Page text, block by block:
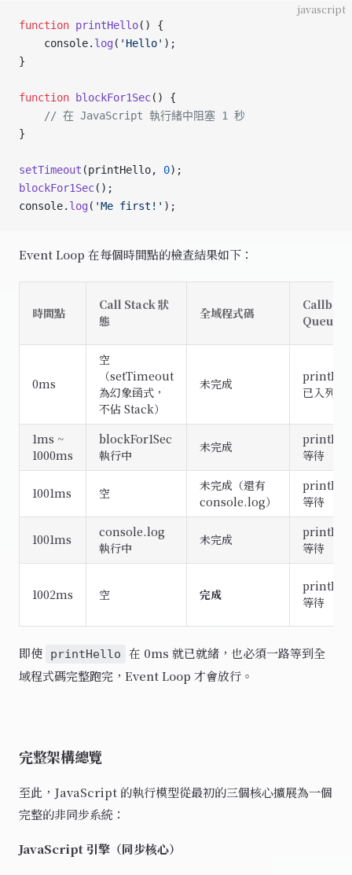
javascript
function printHello() {
    console.
log ( 'Hello' );
}
function blockFor1Sec() {
    // 在 JavaScript 執行緒中阻塞 1 秒
}
setTimeout (printHello, 0);
blockFor1Sec();
console. log ( 'Me first!' );
Event Loop 在每個時間點的檢查結果如下：
時間點
Call Stack 狀
態
全域程式碼
Callback
Queue
0ms
空
（setTimeout
為幻象函式，
不佔 Stack）
未完成
已入列
1ms ~
1000ms
blockFor1Sec
執行中
未完成
等待
1001ms 空
未完成（還有
console.log）
等待
1001ms
console.log
執行中
未完成
等待
1002ms 空 完成
等待
即使 printHello
在 0ms 就已就緒，也必須一路等到全
域程式碼完整跑完，Event Loop 才會放行。
完整架構總覽
至此，JavaScript 的執行模型從最初的三個核心擴展為一個
完整的非同步系統：
JavaScript 引擎（同步核心）